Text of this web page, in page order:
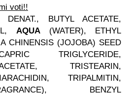
voti!!
DENAT., BUTYL ACETATE,
AQUA(WATER), ETHYL
CHINENSIS (JOJOBA) SEED
CAPRIC TRIGLYCERIDE,
TRISTEARIN,
TRIPALMITIN,
BENZYL